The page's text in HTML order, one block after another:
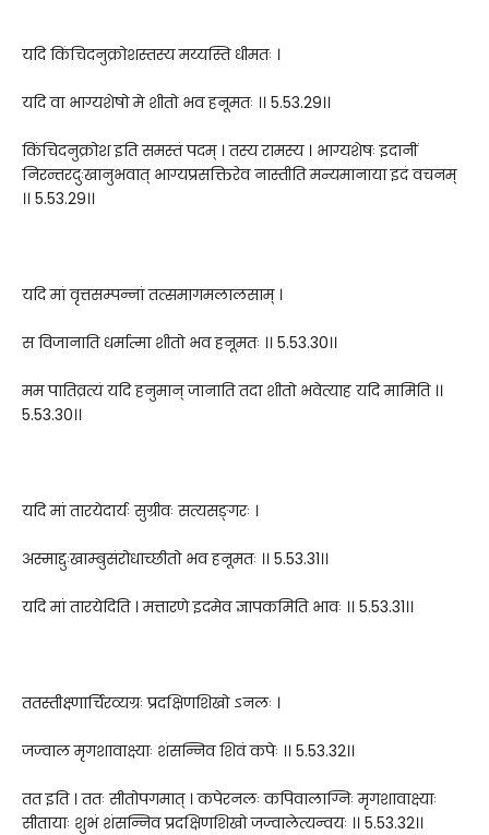
यदि किंचिदनुक्रोशस्तस्य मय्यस्ति धीमतः ।
यदि वा भाग्यशेषो मे शीतो भव हनूमतः ।। 5.53.29।।
किंचिदनुक्रोश इति समस्तं पदम् । तस्य रामस्य । भाग्यशेषः इदानीं
निरन्तरदुःखानुभवात् भाग्यप्रसक्तिरेव नास्तीति मन्यमानाया इदं वचनम्
।। 5.53.29।।
यदि मां वृत्तसम्पन्नां तत्समागमलालसाम् ।
स विजानाति धर्मात्मा शीतो भव हनूमतः ।। 5.53.30।।
मम पातिव्रत्यं यदि हनुमान् जानाति तदा शीतो भवेत्याह यदि मामिति ।।
5.53.30।।
यदि मां तारयेदार्यः सुग्रीवः सत्यसङ्गरः ।
अस्माद्दुःखाम्बुसंरोधाच्छीतो भव हनूमतः ।। 5.53.31।।
यदि मां तारयेदिति । मत्तारणे इदमेव ज्ञापकमिति भावः ।। 5.53.31।।
ततस्तीक्ष्णार्चिरव्यग्रः प्रदक्षिणशिखो ऽनलः ।
जज्वाल मृगशावाक्ष्याः शंसन्निव शिवं कपेः ।। 5.53.32।।
तत इति । ततः सीतोपगमात् । कपेरनलः कपिवालाग्निः मृगशावाक्ष्याः
सीतायाः शुभं शंसन्निव प्रदक्षिणशिखो जज्वालेत्यन्वयः ।। 5.53.32।।